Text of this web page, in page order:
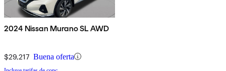
2024 Nissan Murano SL AWD
$29,217 Buena oferta